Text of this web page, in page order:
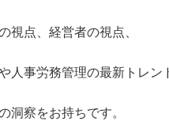
視点、経営者の視点、
人事労務管理の最新トレン
洞察をお持ちです。